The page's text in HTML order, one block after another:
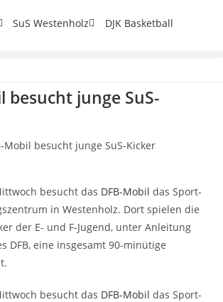
SuS Westenholz DJK Basketball
besucht junge SuS-
Mobil besucht junge SuS-Kicker
besucht das DFB-Mobil das Sport-
in Westenholz. Dort spielen die
der E- und F-Jugend, unter Anleitung
DFB, eine insgesamt 90-minütige
besucht das DFB-Mobil das Sport-